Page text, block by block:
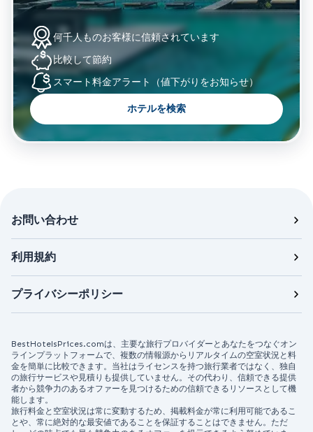
何千人ものお客様に信頼されています
比較して節約
スマート料金アラート
（値下がりをお知らせ）
ホテルを検索
お問い合わせ
利用規約
プライバシーポリシー
BestHotelsPrices.comは、主要な旅行プロバイダーとあなたをつなぐオン
ラインプラットフォームで、複数の情報源からリアルタイムの空室状況と料
金を簡単に比較できます。当社はライセンスを持つ旅行業者ではなく、独自
の旅行サービスや見積りも提供していません。その代わり、信頼できる提供
者から競争力のあるオファーを見つけるための信頼できるリソースとして機
能します。
旅行料金と空室状況は常に変動するため、掲載料金が常に利用可能であるこ
とや、常に絶対的な最安値であることを保証することはできません。ただ